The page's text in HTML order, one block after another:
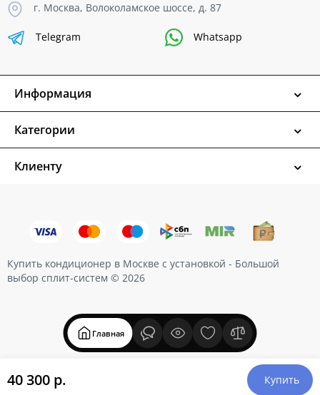
Главная
40 300 р. Купить
г. Москва, Волоколамское шоссе, д. 87
Telegram Whatsapp
Информация
Категории
Клиенту
Купить кондиционер в Москве с установкой - Большой
выбор сплит-систем © 2026